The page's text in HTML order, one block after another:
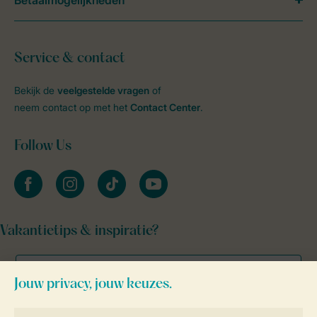
Service & contact
Bekijk de veelgestelde vragen of
neem contact op met het Contact Center.
Follow Us
facebookinstagramtiktok youtube
Vakantietips & inspiratie?